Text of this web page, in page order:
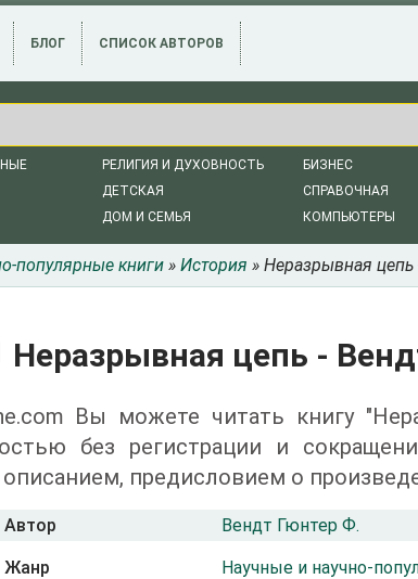
БЛОГ СПИСОК АВТОРОВ
РЕЛИГИЯ И ДУХОВНОСТЬ
ДЕТСКАЯ
ДОМ И СЕМЬЯ
БИЗНЕС
СПРАВОЧНАЯ
КОМПЬЮТЕРЫ
популярные книги » История » Неразрывная
Неразрывная цепь -
Вы можете читать книгу
без регистрации и
предисловием о
Автор Вендт Гюнтер Ф.
Жанр Научные и научно-